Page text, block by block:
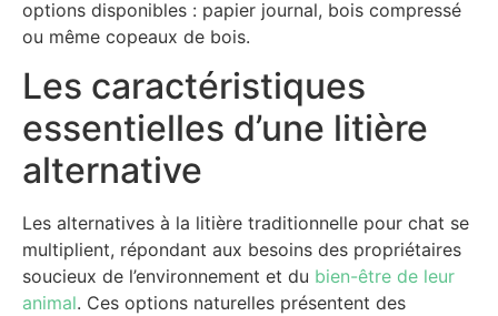
options disponibles : papier journal, bois compressé
ou même copeaux de bois.
Les caractéristiques
essentielles d’une litière
alternative
Les alternatives à la litière traditionnelle pour chat se
multiplient, répondant aux besoins des propriétaires
soucieux de l’environnement et du bien-être de leur
animal. Ces options naturelles présentent des